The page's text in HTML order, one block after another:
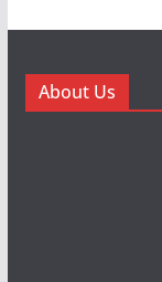
About Us